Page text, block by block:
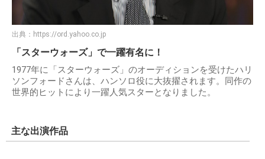
出典： https://ord.yahoo.co.jp
「スターウォーズ」で一躍有名に！
1977年に「スターウォーズ」のオーディションを受けたハリ
ソンフォードさんは、ハンソロ役に大抜擢されます。同作の
世界的ヒットにより一躍人気スターとなりました。
主な出演作品